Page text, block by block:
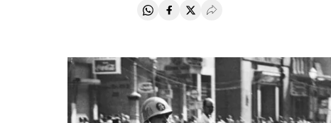
Compartir en Whatsapp
Compartir en Facebook
Compartir en Twitter
Desplegar Redes Sociales